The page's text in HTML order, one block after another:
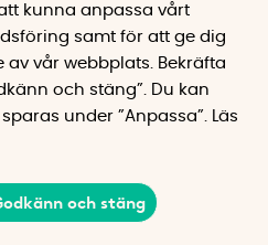
Strandkudde, Go Travel
Bekväm kudde för pool och
strand
349 kr
kunna anpassa vårt
samt för att ge dig
vår webbplats.
Bekräfta
och stäng”. Du kan
under ”Anpassa”.
Läs
och stäng